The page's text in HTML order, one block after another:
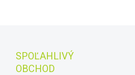
SPOĽAHLIVÝ
OBCHOD